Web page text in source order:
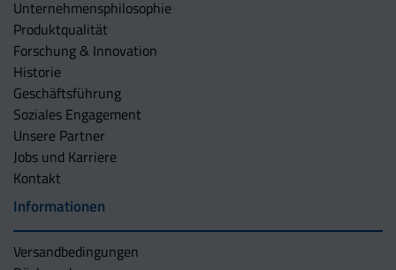
Unternehmens­philosophie
Produktqualität
Forschung & Innovation
Historie
Geschäftsführung
Soziales Engagement
Unsere Partner
Jobs und Karriere
Kontakt
Informationen
Versandbedingungen